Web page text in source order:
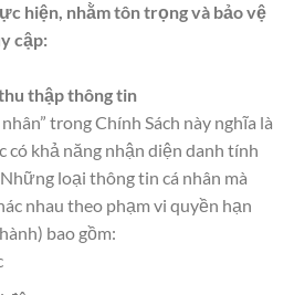
hiện, nhằm tôn trọng và bảo vệ
cập:
thập thông tin
trong Chính Sách này nghĩa là
có khả năng nhận diện danh tính
loại thông tin cá nhân mà
nhau theo phạm vi quyền hạn
bao gồm: